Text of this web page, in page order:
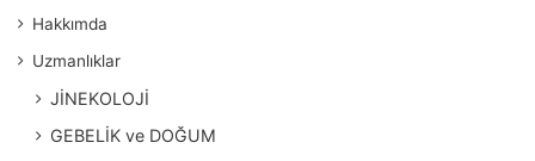
Hakkımda
Uzmanlıklar
JİNEKOLOJİ
GEBELİK ve DOĞUM